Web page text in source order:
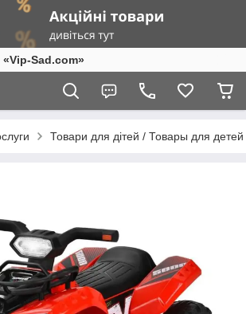
«Vip-Sad.com»
Товари для дітей / Товары для детей